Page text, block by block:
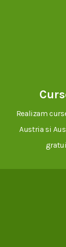
Realizam
Austria si